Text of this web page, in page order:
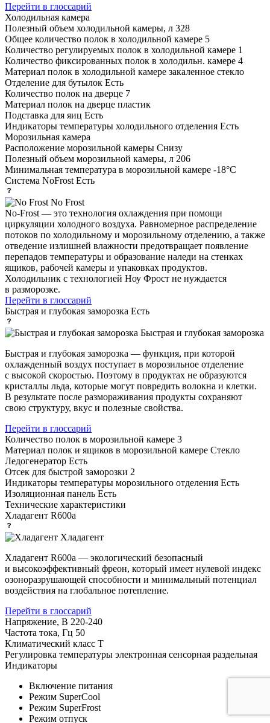
Перейти в глоссарий
Холодильная камера
Полезный объем холодильной камеры, л 328
Общее количество полок в холодильной камере 5
Количество регулируемых полок в холодильной камере 1
Количество фиксированных полок в холодильн. камере 4
Материал полок в холодильной камере закаленное стекло
Отделение для бутылок Есть
Количество полок на дверце 7
Материал полок на дверце пластик
Подставка для яиц Есть
Индикаторы температуры холодильного отделения Есть
Морозильная камера
Расположение морозильной камеры Снизу
Полезный объем морозильной камеры, л 206
Минимальная температура в морозильной камере -18°С
Система NoFrost Есть
No Frost
No-Frost — это технология охлаждения при помощи
циркуляции холодного воздуха. Равномерное распределение
потоков по холодильному и морозильному отделению, а также
отведение излишней влажности предотвращает появление
перепадов температуры и образование наледи на стенках
ящиков, рабочей камеры и упаковках продуктов.
Холодильник с технологией Ноу Фрост не нуждается
в разморозке.
Перейти в глоссарий
Быстрая и глубокая заморозка Есть
Быстрая и глубокая заморозка
Быстрая и глубокая заморозка — функция, при которой
охлажденный воздух поступает в морозильное отделение
с высокой скоростью. Поэтому в продуктах не образуются
кристаллы льда, которые могут повредить волокна и клетки.
В результате после размораживания продукты сохраняют
свою структуру, вкус и полезные свойства.
Перейти в глоссарий
Количество полок в морозильной камере 3
Материал полок и ящиков в морозильной камере Стекло
Ледогенератор Есть
Отсек для быстрой заморозки 2
Индикаторы температуры морозильного отделения Есть
Изоляционная панель Есть
Технические характеристики
Хладагент R600a
Хладагент
Хладагент R600a — экологический безопасный
и высокоэффективный фреон, который имеет нулевой индекс
озоноразрушающей способности и минимальный потенциал
воздействия на глобальное потепление.
Перейти в глоссарий
Напряжение, В 220-240
Частота тока, Гц 50
Климатический класс T
Регулировка температуры электронная сенсорная раздельная
Индикаторы
Включение питания
Режим SuperCool
Режим SuperFrost
Режим отпуск